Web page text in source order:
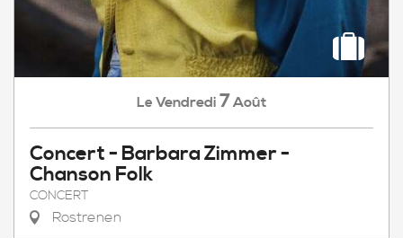
Le Vendredi 7Août
Concert - Barbara Zimmer -
Chanson Folk
CONCERT
Rostrenen